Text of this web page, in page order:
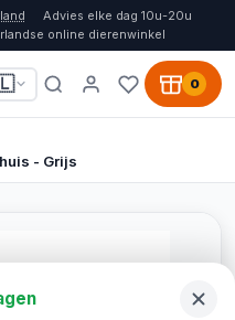
Advies elke dag 10u-20u
online dierenwinkel
0
- Grijs